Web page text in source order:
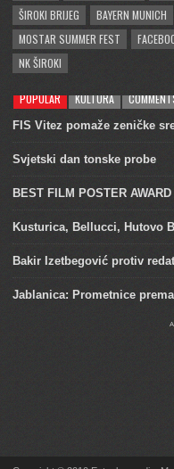
ŠIROKI BRIJEG
BAYERN MUNICH
MOSTAR SUMMER FEST
NK ŠIROKI
POPULAR KULTURA
FIS Vitez pomaže zeničke
Svjetski dan tonske probe
BEST FILM POSTER AWARD
Kusturica, Bellucci, Hutovo
Bakir Izetbegović protiv
Jablanica: Prometnice